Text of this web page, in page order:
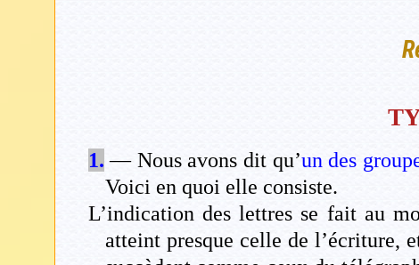
1. — Nous avons dit qu’un des
Voici en quoi elle consiste.
L’indication des lettres se fait au
atteint presque celle de l’écriture,